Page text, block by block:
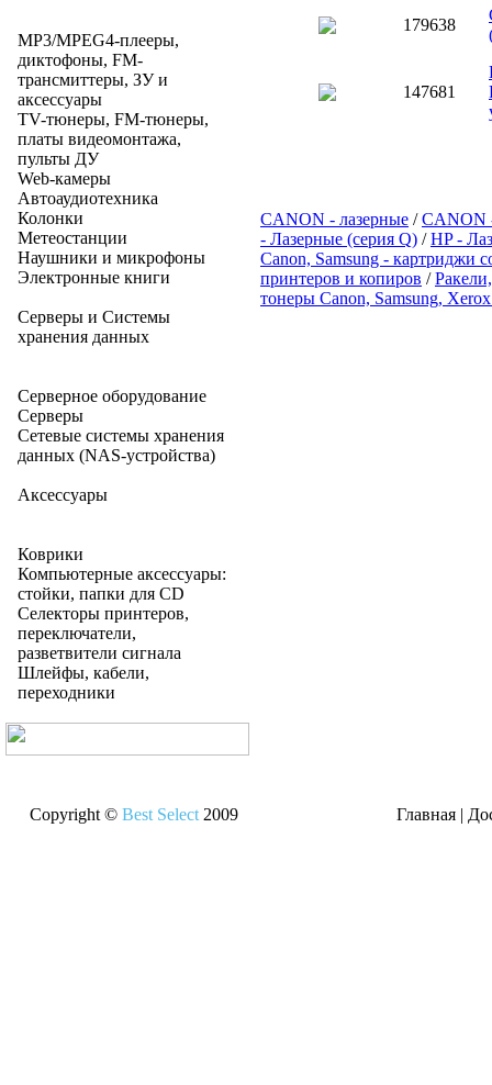
MP3/MPEG4-плееры,
диктофоны, FM-
трансмиттеры, ЗУ и
аксессуары
TV-тюнеры, FM-тюнеры,
платы видеомонтажа,
пульты ДУ
Web-камеры
Автоаудиотехника
Колонки
Метеостанции
Наушники и микрофоны
Электронные книги
Серверы и Системы
хранения данных
Серверное оборудование
Серверы
Сетевые системы хранения
данных (NAS-устройства)
Аксессуары
Коврики
Компьютерные аксессуары:
стойки, папки для CD
Селекторы принтеров,
переключатели,
разветвители сигнала
Шлейфы, кабели,
переходники
179638
147681
CANON - лазерные /CANON
- Лазерные (серия Q) /HP -
Canon, Samsung - картриджи
принтеров и копиров /
тонеры Canon, Samsung,
Copyright © Best Select2009 Главная |